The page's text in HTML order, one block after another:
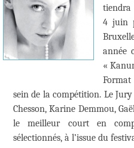
tiendra
4 juin
année
«
sein de la compétition. Le
Chesson, Karine Demmou,
le meilleur court en
sélectionnés, à l’issue du